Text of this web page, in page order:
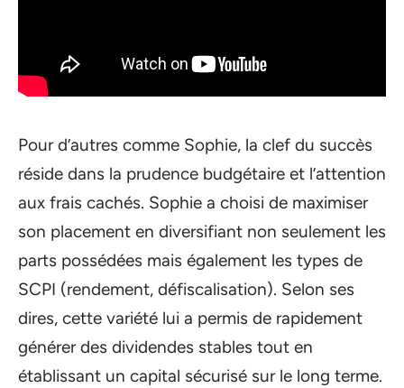
Pour d’autres comme Sophie, la clef du succès
réside dans la prudence budgétaire et l’attention
aux frais cachés. Sophie a choisi de maximiser
son placement en diversifiant non seulement les
parts possédées mais également les types de
SCPI (rendement, défiscalisation). Selon ses
dires, cette variété lui a permis de rapidement
générer des dividendes stables tout en
établissant un capital sécurisé sur le long terme.